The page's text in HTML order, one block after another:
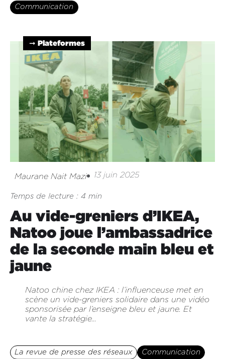
Communication
➞ Plateformes
Maurane Nait Mazi 13 juin 2025
Temps de lecture : 4 min
Au vide-greniers d’IKEA,
Natoo joue l’ambassadrice
de la seconde main bleu et
jaune
Natoo chine chez IKEA : l’influenceuse met en
scène un vide-greniers solidaire dans une vidéo
sponsorisée par l’enseigne bleu et jaune. Et
vante la stratégie...
La revue de presse des réseaux Communication